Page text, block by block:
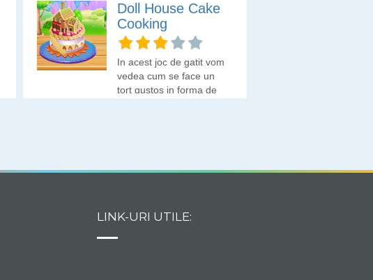
Doll House Cake
Cooking
In acest joc de gatit vom
vedea cum se face un
tort gustos in forma de
LINK-URI UTILE: